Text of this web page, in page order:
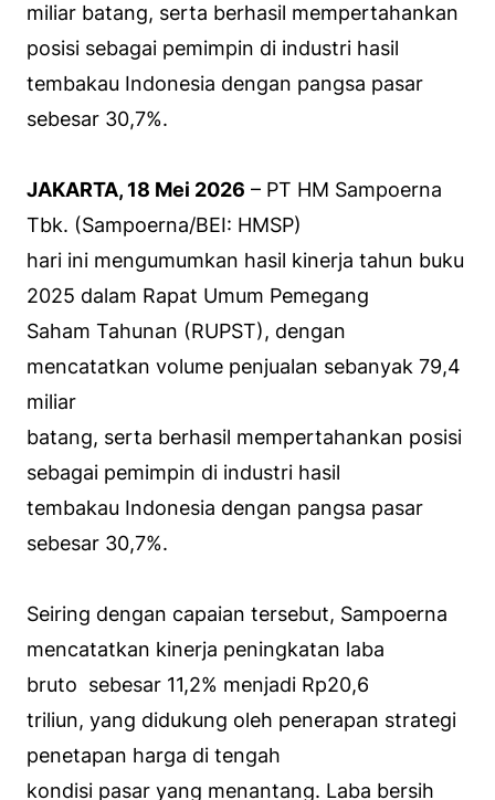
miliar batang, serta berhasil mempertahankan
posisi sebagai pemimpin di industri hasil
tembakau Indonesia dengan pangsa pasar
sebesar 30,7%.
JAKARTA, 18 Mei 2026 – PT HM Sampoerna
Tbk. (Sampoerna/BEI: HMSP)
hari ini mengumumkan hasil kinerja tahun buku
2025 dalam Rapat Umum Pemegang
Saham Tahunan (RUPST), dengan
mencatatkan volume penjualan sebanyak 79,4
miliar
batang, serta berhasil mempertahankan posisi
sebagai pemimpin di industri hasil
tembakau Indonesia dengan pangsa pasar
sebesar 30,7%.
Seiring dengan capaian tersebut, Sampoerna
mencatatkan kinerja peningkatan laba
bruto sebesar 11,2% menjadi Rp20,6
triliun, yang didukung oleh penerapan strategi
penetapan harga di tengah
kondisi pasar yang menantang. Laba bersih